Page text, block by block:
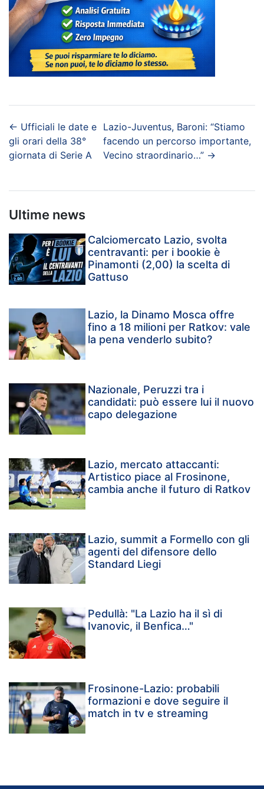
← Ufficiali le date e
gli orari della 38°
giornata di Serie A
Lazio-Juventus, Baroni: “Stiamo
facendo un percorso importante,
Vecino straordinario…” →
Ultime news
Calciomercato Lazio, svolta
centravanti: per i bookie è
Pinamonti (2,00) la scelta di
Gattuso
Lazio, la Dinamo Mosca offre
fino a 18 milioni per Ratkov: vale
la pena venderlo subito?
Nazionale, Peruzzi tra i
candidati: può essere lui il nuovo
capo delegazione
Lazio, mercato attaccanti:
Artistico piace al Frosinone,
cambia anche il futuro di Ratkov
Lazio, summit a Formello con gli
agenti del difensore dello
Standard Liegi
Pedullà: "La Lazio ha il sì di
Ivanovic, il Benfica…"
Frosinone-Lazio: probabili
formazioni e dove seguire il
match in tv e streaming